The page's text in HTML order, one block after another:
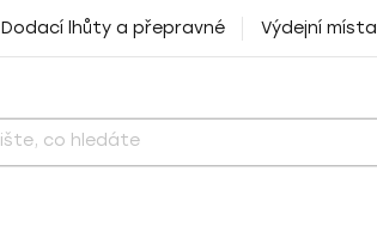
Dodací lhůty a přepravné Výdejní místa